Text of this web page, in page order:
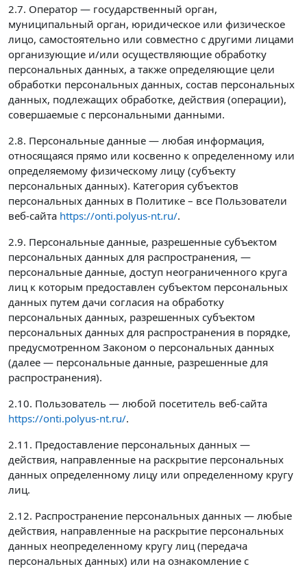
2.7. Оператор — государственный орган,
муниципальный орган, юридическое или физическое
лицо, самостоятельно или совместно с другими лицами
организующие и/или осуществляющие обработку
персональных данных, а также определяющие цели
обработки персональных данных, состав персональных
данных, подлежащих обработке, действия (операции),
совершаемые с персональными данными.
2.8. Персональные данные — любая информация,
относящаяся прямо или косвенно к определенному или
определяемому физическому лицу (субъекту
персональных данных). Категория субъектов
персональных данных в Политике – все Пользователи
веб-сайта https://onti.polyus-nt.ru/.
2.9. Персональные данные, разрешенные субъектом
персональных данных для распространения, —
персональные данные, доступ неограниченного круга
лиц к которым предоставлен субъектом персональных
данных путем дачи согласия на обработку
персональных данных, разрешенных субъектом
персональных данных для распространения в порядке,
предусмотренном Законом о персональных данных
(далее — персональные данные, разрешенные для
распространения).
2.10. Пользователь — любой посетитель веб-сайта
https://onti.polyus-nt.ru/.
2.11. Предоставление персональных данных —
действия, направленные на раскрытие персональных
данных определенному лицу или определенному кругу
лиц.
2.12. Распространение персональных данных — любые
действия, направленные на раскрытие персональных
данных неопределенному кругу лиц (передача
персональных данных) или на ознакомление с